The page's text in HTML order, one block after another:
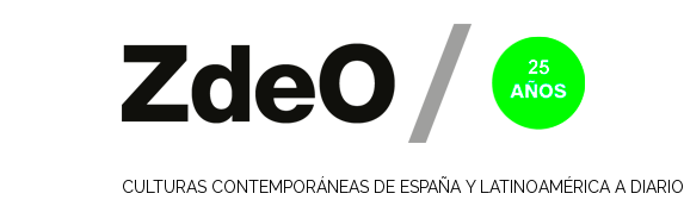
CULTURAS CONTEMPORÁNEAS DE ESPAÑA Y LATINOAMÉRICA A DIARIO